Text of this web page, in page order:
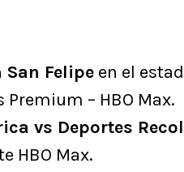
Felipe en el
– HBO Max.
vs Deportes
HBO Max.